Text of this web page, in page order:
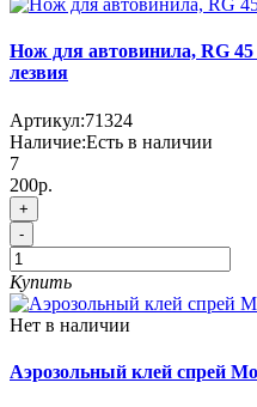
Нож для автовинила, RG 45
лезвия
Артикул:71324
Наличие:Есть в наличии
7
200р.
+
-
Купить
Нет в наличии
Аэрозольный клей спрей